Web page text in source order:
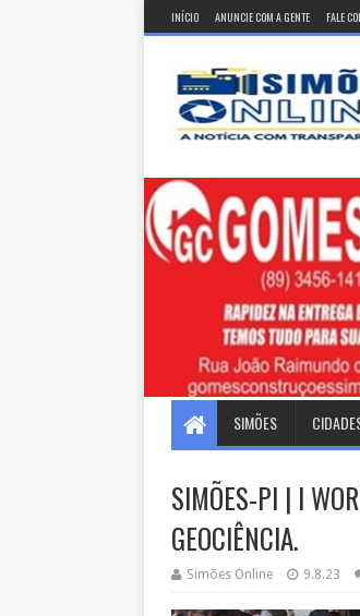
INÍCIO ANUNCIE COM A GENTE FALE
SIMÕES
SIMÕES-PI | I
GEOCIÊNCIA.
Simões Online 9.8.23